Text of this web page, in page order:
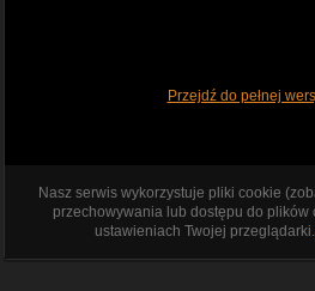
Przejdź do pełnej
Nasz serwis wykorzystuje pliki cookie
przechowywania lub dostępu do plików
ustawieniach Twojej przeglądarki.